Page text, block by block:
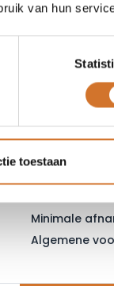
van hun
toestaan
Vraag
Minimale
Algemene